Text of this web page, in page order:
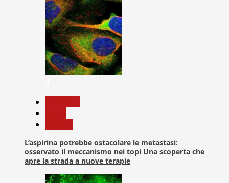
L’aspirina potrebbe ostacolare le metastasi:
osservato il meccanismo nei topi Una scoperta che
apre la strada a nuove terapie